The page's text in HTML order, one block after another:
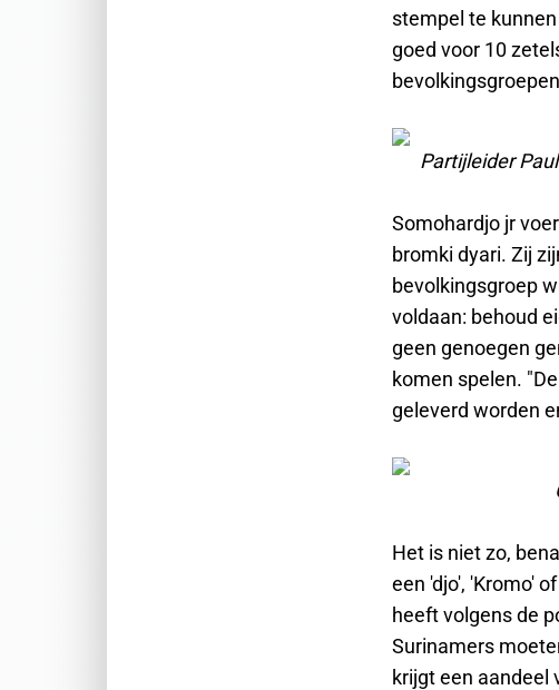
stempel te
goed voor 10
Partijleider
Somohardjo jr
bromki dyari. Zij
bevolkingsgroep
voldaan: behoud
geen genoegen
komen spelen.
geleverd worden
Het is niet zo,
een 'djo', 'Kromo'
heeft volgens de
Surinamers
krijgt een aandeel